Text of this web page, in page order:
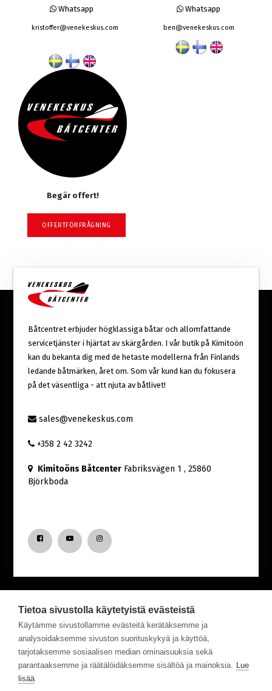
Whatsapp
kristoffer@venekeskus.com
Whatsapp
ben@venekeskus.com
Begär offert!
OFFERTFÖRFRÅGNING
Båtcentret erbjuder högklassiga båtar och allomfattande
servicetjänster i hjärtat av skärgården. I vår butik på Kimitoön
kan du bekanta dig med de hetaste modellerna från Finlands
ledande båtmärken, året om. Som vår kund kan du fokusera
på det väsentliga - att njuta av båtlivet!
sales@venekeskus.com
+358 2 42 3242
Kimitoöns Båtcenter Fabriksvägen 1 , 25860
Björkboda
Nyfiken på senaste nytt från Båtcentret?
Prenumerera på vårt nyhetsbrev!
Tietoa sivustolla käytetyistä evästeistä
Käytämme sivustollamme evästeitä kerätäksemme ja
analysoidaksemme sivuston suorituskykyä ja käyttöä,
tarjotaksemme sosiaalisen median ominaisuuksia sekä
parantaaksemme ja räätälöidäksemme sisältöä ja mainoksia. Lue
lisää